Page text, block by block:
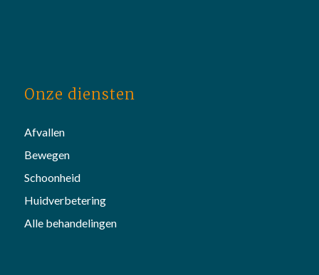
Onze diensten
Afvallen
Bewegen
Schoonheid
Huidverbetering
Alle behandelingen